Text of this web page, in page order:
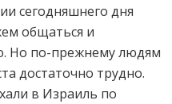
сегодняшнего дня
общаться и
Но по-прежнему людям
достаточно трудно.
в Израиль по